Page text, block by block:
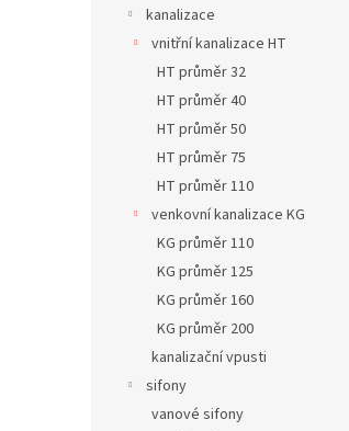
kanalizace
vnitřní kanalizace HT
HT průměr 32
HT průměr 40
HT průměr 50
HT průměr 75
HT průměr 110
venkovní kanalizace KG
KG průměr 110
KG průměr 125
KG průměr 160
KG průměr 200
kanalizační vpusti
sifony
vanové sifony